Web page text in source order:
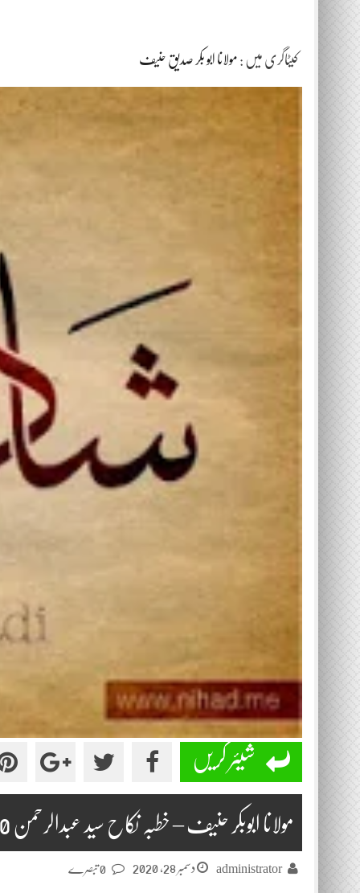
کیٹاگری میں : مولانا ابو بکر صدیق حنیف
شیئر کریں
مولانا ابوبکر حنیف – خطبہ نکاح سید عبدالرحمن 2020-12-25
administrator دسمبر 28, 2020